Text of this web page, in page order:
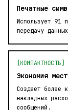
Печатные
Использует 91
передачу
[КОМПАКТНОСТЬ]
Экономия
Создает более
накладных
сообщений.